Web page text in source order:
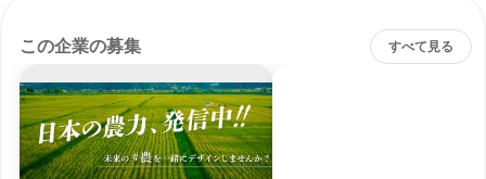
この企業の募集 すべて見る